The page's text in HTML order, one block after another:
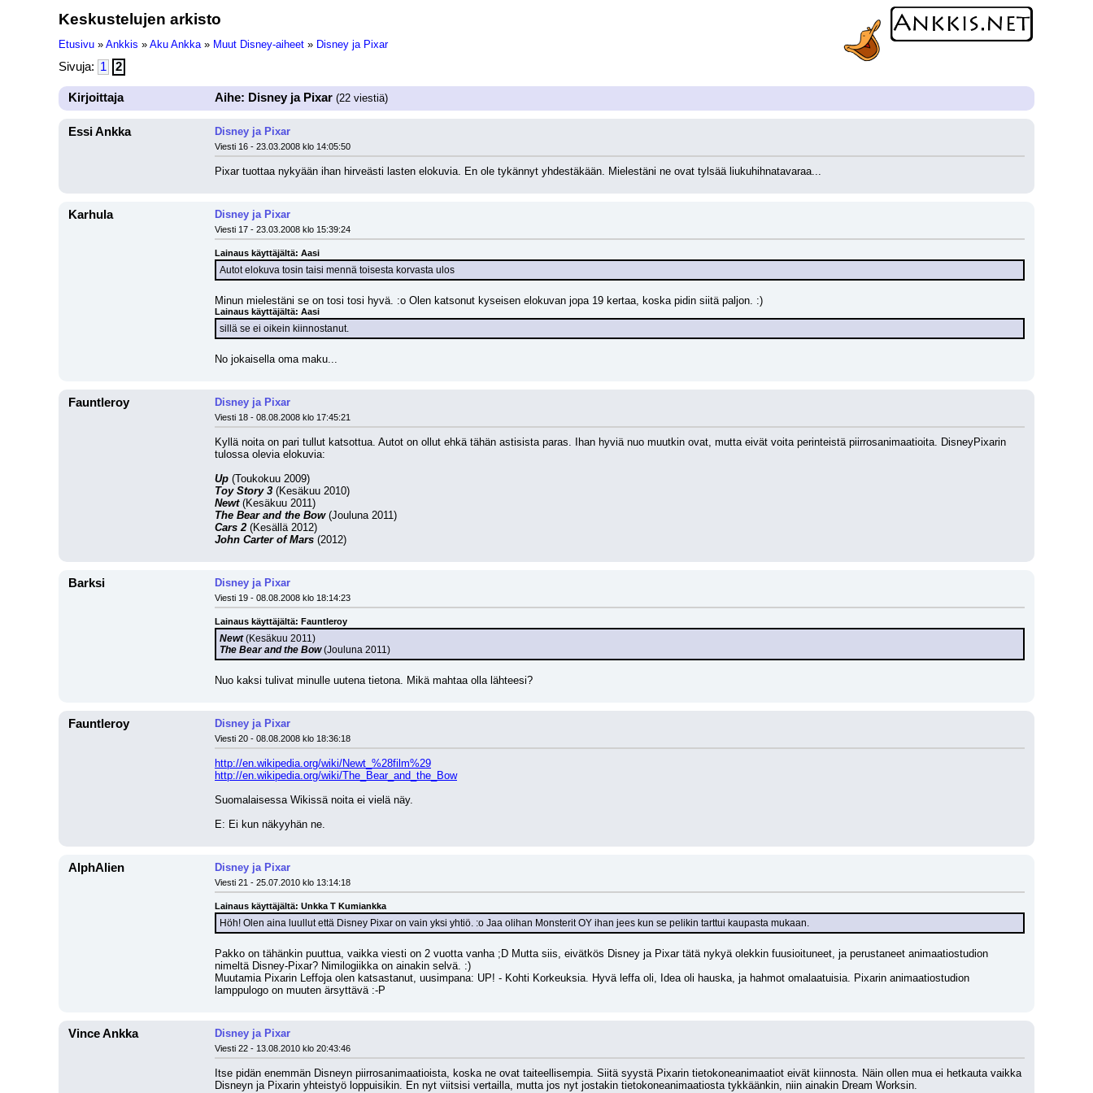
Keskustelujen arkisto
Etusivu » Ankkis » Aku Ankka » Muut Disney-aiheet » Disney ja Pixar
Sivuja: 1 2
Kirjoittaja Aihe: Disney ja Pixar (22 viestiä)
Essi Ankka Disney ja Pixar
Viesti 16 - 23.03.2008 klo 14:05:50
Pixar tuottaa nykyään ihan hirveästi lasten elokuvia. En ole tykännyt yhdestäkään. Mielestäni ne ovat tylsää liukuhihnatavaraa...
Karhula Disney ja Pixar
Viesti 17 - 23.03.2008 klo 15:39:24
Lainaus käyttäjältä: Aasi
Autot elokuva tosin taisi mennä toisesta korvasta ulos
Minun mielestäni se on tosi tosi hyvä. :o Olen katsonut kyseisen elokuvan jopa 19 kertaa, koska pidin siitä paljon. :)
Lainaus käyttäjältä: Aasi
sillä se ei oikein kiinnostanut.
No jokaisella oma maku...
Fauntleroy Disney ja Pixar
Viesti 18 - 08.08.2008 klo 17:45:21
Kyllä noita on pari tullut katsottua. Autot on ollut ehkä tähän astisista paras. Ihan hyviä nuo muutkin ovat, mutta eivät voita perinteistä piirrosanimaatioita. DisneyPixarin
tulossa olevia elokuvia:
Up (Toukokuu 2009)
Toy Story 3 (Kesäkuu 2010)
Newt (Kesäkuu 2011)
The Bear and the Bow (Jouluna 2011)
Cars 2 (Kesällä 2012)
John Carter of Mars (2012)
Barksi Disney ja Pixar
Viesti 19 - 08.08.2008 klo 18:14:23
Lainaus käyttäjältä: Fauntleroy
Newt (Kesäkuu 2011)
The Bear and the Bow (Jouluna 2011)
Nuo kaksi tulivat minulle uutena tietona. Mikä mahtaa olla lähteesi?
Fauntleroy Disney ja Pixar
Viesti 20 - 08.08.2008 klo 18:36:18
http://en.wikipedia.org/wiki/Newt_%28film%29
http://en.wikipedia.org/wiki/The_Bear_and_the_Bow
Suomalaisessa Wikissä noita ei vielä näy.
E: Ei kun näkyyhän ne.
AlphAlien Disney ja Pixar
Viesti 21 - 25.07.2010 klo 13:14:18
Lainaus käyttäjältä: Unkka T Kumiankka
Höh! Olen aina luullut että Disney Pixar on vain yksi yhtiö. :o Jaa olihan Monsterit OY ihan jees kun se pelikin tarttui kaupasta mukaan.
Pakko on tähänkin puuttua, vaikka viesti on 2 vuotta vanha ;D Mutta siis, eivätkös Disney ja Pixar tätä nykyä olekkin fuusioituneet, ja perustaneet animaatiostudion
nimeltä Disney-Pixar? Nimilogiikka on ainakin selvä. :)
Muutamia Pixarin Leffoja olen katsastanut, uusimpana: UP! - Kohti Korkeuksia. Hyvä leffa oli, Idea oli hauska, ja hahmot omalaatuisia. Pixarin animaatiostudion
lamppulogo on muuten ärsyttävä :-P
Vince Ankka Disney ja Pixar
Viesti 22 - 13.08.2010 klo 20:43:46
Itse pidän enemmän Disneyn piirrosanimaatioista, koska ne ovat taiteellisempia. Siitä syystä Pixarin tietokoneanimaatiot eivät kiinnosta. Näin ollen mua ei hetkauta vaikka
Disneyn ja Pixarin yhteistyö loppuisikin. En nyt viitsisi vertailla, mutta jos nyt jostakin tietokoneanimaatiosta tykkäänkin, niin ainakin Dream Worksin.